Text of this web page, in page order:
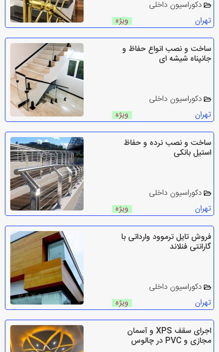
دکوراسیون داخلی
تهران
ویژه
ساخت و نصب انواع حفاظ و
جانپناه شیشه ای
دکوراسیون داخلی
تهران
ویژه
ساخت و نصب نرده و حفاظ
استیل بانکی
دکوراسیون داخلی
تهران
ویژه
فروش تایل ترموود وارداتی با
گارانتی فنلاند
دکوراسیون داخلی
تهران
ویژه
اجرای سقف XPS و آسمان
مجازی و PVC در چالوس